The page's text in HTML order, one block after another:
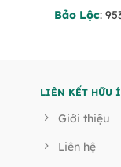
Bảo Lộc:
LIÊN KẾT HỮU
Giới thiệu
Liên hệ